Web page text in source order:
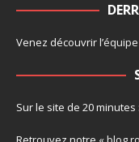
Venez découvrir l’équipe
Sur le site de 20 minutes :